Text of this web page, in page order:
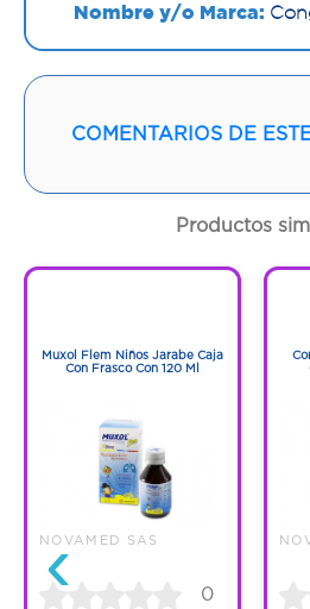
Nombre y/o Marca:
Proveedor:NOVAMED
Vía de administración:
COMENTARIOS DE
Productos
‹
Muxol Flem Niños Jarabe Caja
Con Frasco Con 120 Ml
NOVAMED SAS
0